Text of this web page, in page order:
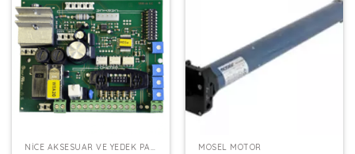
NICE AKSESUAR VE YEDEK PARÇALAR MOSEL MOTOR